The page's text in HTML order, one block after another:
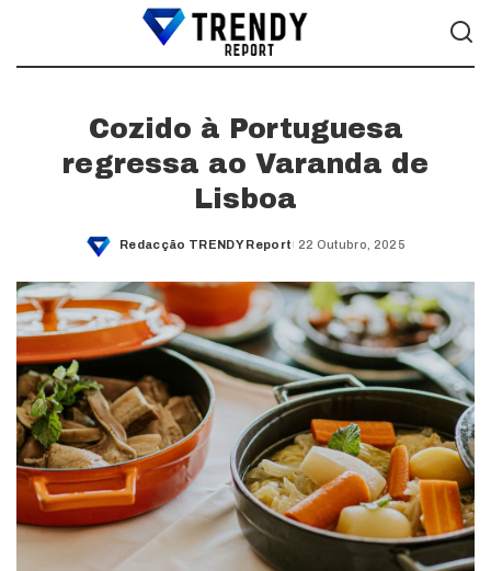
Cozido à Portuguesa
regressa ao Varanda de
Lisboa
Posted
Redacção TRENDY Report 22 Outubro, 2025